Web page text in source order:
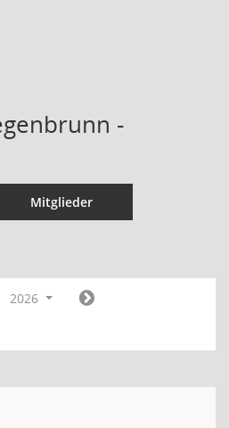
-
Mitglieder
2026